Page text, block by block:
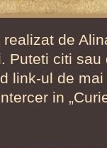
Generale,
Iulie
2000
de
Puteti citi
link-ul de
in